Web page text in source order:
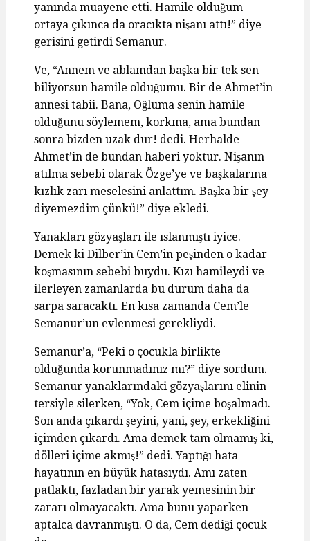
yanında muayene etti. Hamile olduğum
ortaya çıkınca da oracıkta nişanı attı!” diye
gerisini getirdi Semanur.
Ve, “Annem ve ablamdan başka bir tek sen
biliyorsun hamile olduğumu. Bir de Ahmet’in
annesi tabii. Bana, Oğluma senin hamile
olduğunu söylemem, korkma, ama bundan
sonra bizden uzak dur! dedi. Herhalde
Ahmet’in de bundan haberi yoktur. Nişanın
atılma sebebi olarak Özge’ye ve başkalarına
kızlık zarı meselesini anlattım. Başka bir şey
diyemezdim çünkü!” diye ekledi.
Yanakları gözyaşları ile ıslanmıştı iyice.
Demek ki Dilber’in Cem’in peşinden o kadar
koşmasının sebebi buydu. Kızı hamileydi ve
ilerleyen zamanlarda bu durum daha da
sarpa saracaktı. En kısa zamanda Cem’le
Semanur’un evlenmesi gerekliydi.
Semanur’a, “Peki o çocukla birlikte
olduğunda korunmadınız mı?” diye sordum.
Semanur yanaklarındaki gözyaşlarını elinin
tersiyle silerken, “Yok, Cem içime boşalmadı.
Son anda çıkardı şeyini, yani, şey, erkekliğini
içimden çıkardı. Ama demek tam olmamış ki,
dölleri içime akmış!” dedi. Yaptığı hata
hayatının en büyük hatasıydı. Amı zaten
patlaktı, fazladan bir yarak yemesinin bir
zararı olmayacaktı. Ama bunu yaparken
aptalca davranmıştı. O da, Cem dediği çocuk